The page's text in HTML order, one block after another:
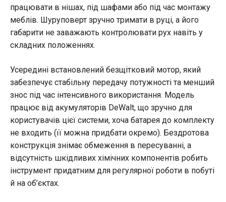
працювати в нішах, під шафами або під час монтажу
меблів. Шуруповерт зручно тримати в руці, а його
габарити не заважають контролювати рух навіть у
складних положеннях.
Усередині встановлений безщітковий мотор, який
забезпечує стабільну передачу потужності та менший
знос під час інтенсивного використання. Модель
працює від акумуляторів DeWalt, що зручно для
користувачів цієї системи, хоча батарея до комплекту
не входить (її можна придбати окремо). Бездротова
конструкція знімає обмеження в пересуванні, а
відсутність шкідливих хімічних компонентів робить
інструмент придатним для регулярної роботи в побуті
й на об’єктах.